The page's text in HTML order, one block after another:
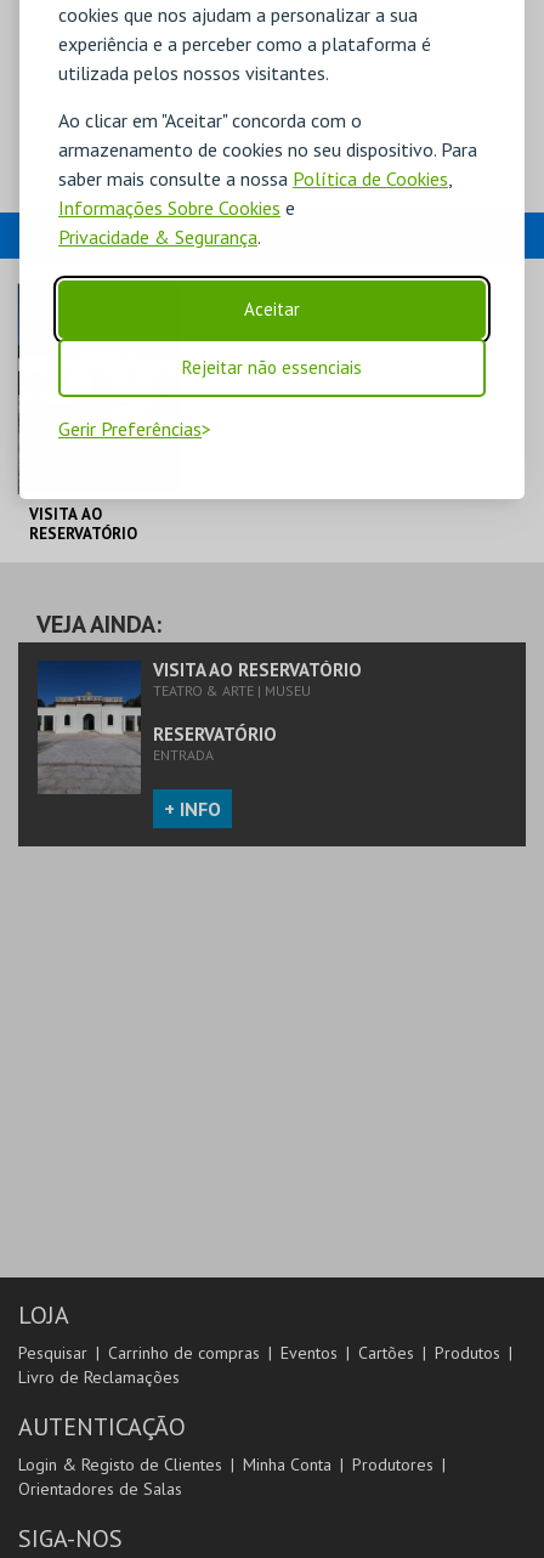
cookies que nos ajudam a personalizar a sua
experiência e a perceber como a plataforma é
utilizada pelos nossos visitantes.
Ao clicar em "Aceitar" concorda com o
armazenamento de cookies no seu dispositivo. Para
saber mais consulte a nossa Política de Cookies
Informações Sobre Cookies e
Privacidade & Segurança.
Aceitar
Rejeitar não essenciais
Gerir Preferências
EVENTOS
VISITA AO
RESERVATÓRIO
MAIS INFO
COMPRAR
VEJA AINDA:
VISITA AO RESERVATÓRIO
TEATRO & ARTE | MUSEU
RESERVATÓRIO
ENTRADA
+ INFO
LOJA
Pesquisar Carrinho de compras Eventos Cartões
Produtos
Livro de Reclamações
AUTENTICAÇÃO
Login & Registo de Clientes Minha Conta
Produtores
Orientadores de Salas
SIGA-NOS